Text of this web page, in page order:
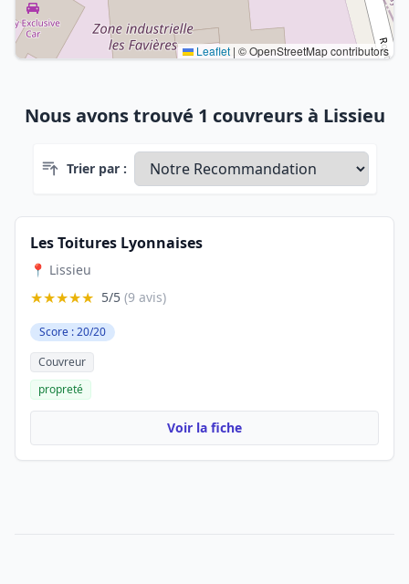
Leaflet | © OpenStreetMap contributors
Nous avons trouvé 1 couvreurs à Lissieu
Trier par :
Les Toitures Lyonnaises
📍 Lissieu
★★★★★ 5/5 (9 avis)
Score : 20/20
Couvreur
propreté
Voir la fiche